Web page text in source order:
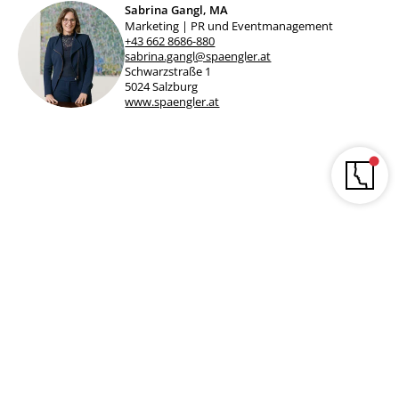
Sabrina Gangl, MA
Marketing | PR und Eventmanagement
+43 662 8686-880
sabrina.gangl@spaengler.at
Schwarzstraße 1
5024 Salzburg
www.spaengler.at